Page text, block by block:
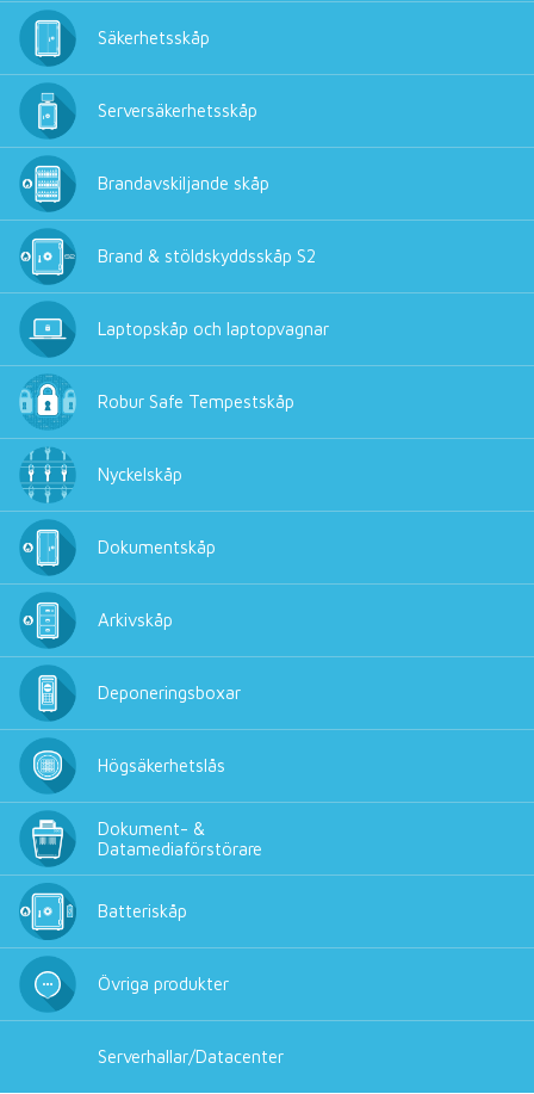
Säkerhetsskåp
Serversäkerhetsskåp
Brandavskiljande skåp
Brand & stöldskyddsskåp S2
Laptopskåp och laptopvagnar
Robur Safe Tempestskåp
Nyckelskåp
Dokumentskåp
Arkivskåp
Deponeringsboxar
Högsäkerhetslås
Dokument- &
Datamediaförstörare
Batteriskåp
Övriga produkter
Serverhallar/Datacenter